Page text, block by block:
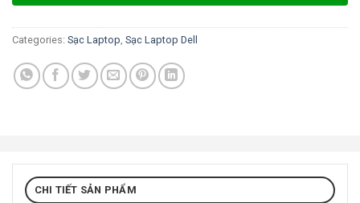
Categories: Sạc Laptop, Sạc Laptop Dell
CHI TIẾT SẢN PHẨM